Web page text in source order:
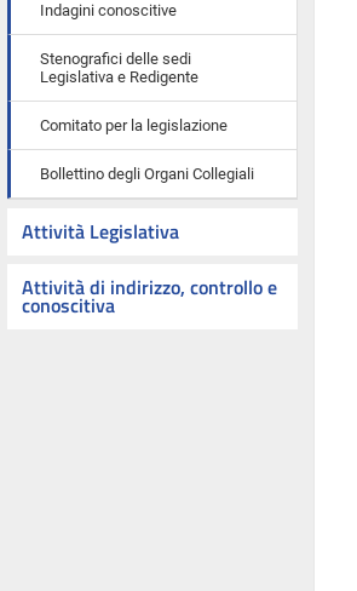
Indagini conoscitive
Stenografici delle sedi
Legislativa e Redigente
Comitato per la legislazione
Bollettino degli Organi Collegiali
Attività Legislativa
Attività di indirizzo, controllo e
conoscitiva